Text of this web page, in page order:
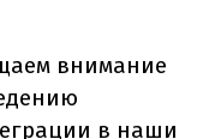
внимание
в наши